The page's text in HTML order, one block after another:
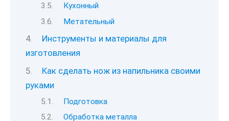
Кухонный
Метательный
Инструменты и материалы для
изготовления
Как сделать нож из напильника своими
руками
Подготовка
Обработка металла